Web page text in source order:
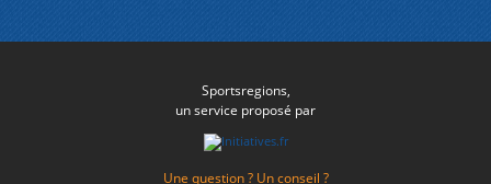
Sportsregions,
un service proposé par
Une question ? Un conseil ?